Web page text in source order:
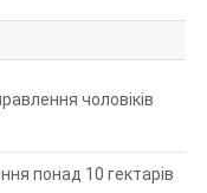
чоловіків
понад 10 гектарів